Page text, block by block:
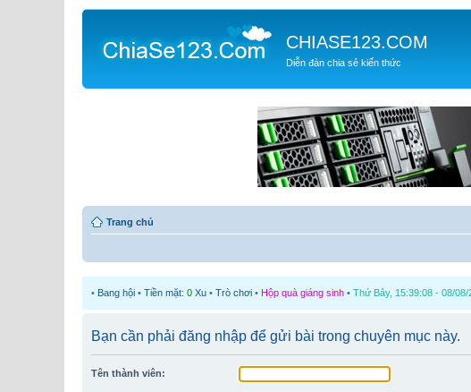
CHIASE123.COM
Diễn đàn chia sẻ kiến thức
Trang chủ
• Bang hội • Tiền mặt: 0 Xu • Trò chơi • Hộp quà giáng sinh • Thứ Bảy, 15:39:08 - 08/08/
Bạn cần phải đăng nhập để gửi bài trong chuyên mục này.
Tên thành viên: